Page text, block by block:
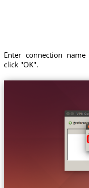
Enter connection
click "OK".